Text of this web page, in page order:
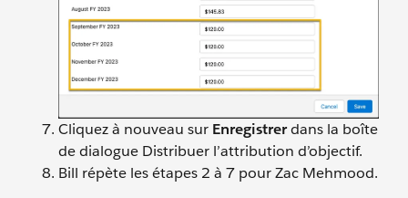
Cliquez à nouveau sur Enregistrerdans la boîte
de dialogue Distribuer l’attribution d’objectif.
Bill répète les étapes 2 à 7 pour Zac Mehmood.